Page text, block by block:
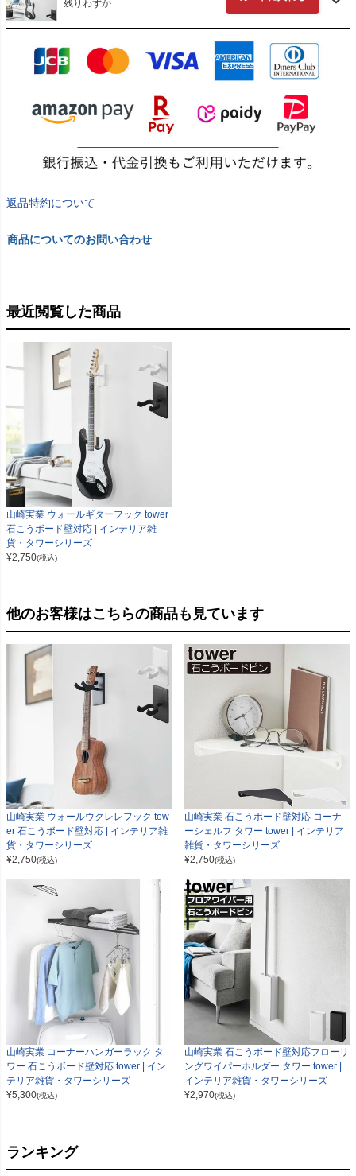
残りわずか
返品特約について
商品についてのお問い合わせ
最近閲覧した商品
山崎実業 ウォールギターフック tower
石こうボード壁対応 | インテリア雑
貨・タワーシリーズ
¥2,750(税込)
他のお客様はこちらの商品も見ています
山崎実業 ウォールウクレレフック tow
er 石こうボード壁対応 | インテリア雑
貨・タワーシリーズ
¥2,750(税込)
山崎実業 石こうボード壁対応 コーナ
ーシェルフ タワー tower | インテリア
雑貨・タワーシリーズ
¥2,750(税込)
山崎実業 コーナーハンガーラック タ
ワー 石こうボード壁対応 tower | イン
テリア雑貨・タワーシリーズ
¥5,300(税込)
山崎実業 石こうボード壁対応フローリ
ングワイパーホルダー タワー tower |
インテリア雑貨・タワーシリーズ
¥2,970(税込)
ランキング